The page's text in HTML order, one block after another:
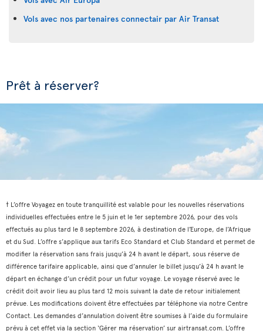
Vols avec nos partenaires connectair par Air Transat
Prêt à réserver?
† L’offre Voyagez en toute tranquillité est valable pour les nouvelles réservations
individuelles effectuées entre le 5 juin et le 1er septembre 2026, pour des vols
effectués au plus tard le 8 septembre 2026, à destination de l’Europe, de l’Afrique
et du Sud. L’offre s’applique aux tarifs Eco Standard et Club Standard et permet de
modifier la réservation sans frais jusqu’à 24 h avant le départ, sous réserve de
différence tarifaire applicable, ainsi que d’annuler le billet jusqu’à 24 h avant le
départ en échange d’un crédit pour un futur voyage. Le voyage réservé avec le
crédit doit avoir lieu au plus tard 12 mois suivant la date de retour initialement
prévue. Les modifications doivent être effectuées par téléphone via notre Centre
Contact. Les demandes d’annulation doivent être soumises à l’aide du formulaire
prévu à cet effet via la section ‘Gérer ma réservation’ sur airtransat.com. L’offre